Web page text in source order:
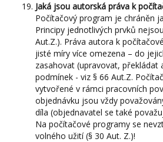
Jaká jsou autorská práva k
Počítačový program je chráněn
Principy jednotlivých prvků
Aut.Z.). Práva autora k
jisté míry více omezena – do
zasahovat (upravovat, překládat
podmínek - viz § 66 Aut.Z.
vytvořené v rámci pracovních
objednávku jsou vždy
díla (objednavatel se také
Na počítačové programy se
volného užití (§ 30 Aut. Z.)!